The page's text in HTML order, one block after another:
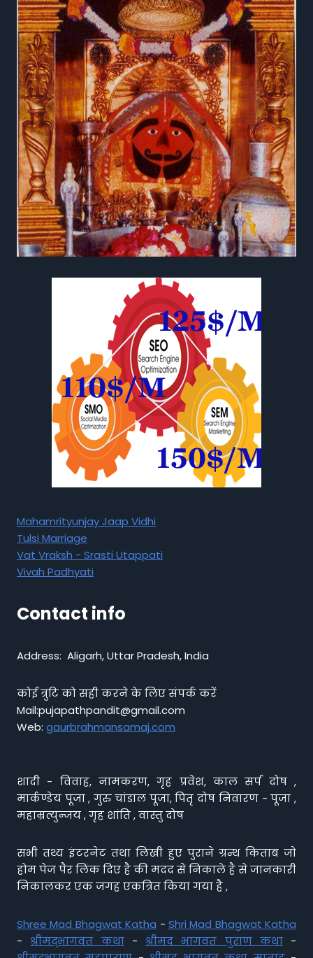
Mahamrityunjay Jaap Vidhi
Tulsi Marriage
Vat Vraksh - Srasti Utappati
Vivah Padhyati
Contact info
Address: Aligarh, Uttar Pradesh, India
कोई त्रुटि को सही करने के लिए संपर्क करें
Mail:pujapathpandit@gmail.com
Web: gaurbrahmansamaj.com
शादी - विवाह, नामकरण, गृह प्रवेश, काल सर्प दोष ,
मार्कण्डेय पूजा , गुरु चांडाल पूजा, पितृ दोष निवारण - पूजा ,
महाम्रत्युन्जय , गृह शांति , वास्तु दोष
सभी तथ्य इंटरनेट तथा लिखी हुए पुराने ग्रन्थ किताब जो
होम पेज पैर लिंक दिए है की मदद से निकाले है से जानकारी
निकालकर एक जगह एकत्रित किया गया है ,
Shree Mad Bhagwat Katha - Shri Mad Bhagwat Katha
- श्रीमद्भागवत कथा- श्रीमद भागवत पुराण कथा-